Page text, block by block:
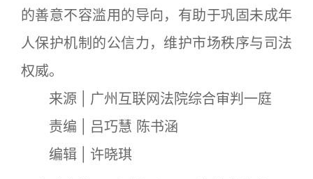
的善意不容滥用的导向，有助于巩固未成年
人保护机制的公信力，维护市场秩序与司法
权威。
来源 | 广州互联网法院综合审判一庭
责编 | 吕巧慧 陈书涵
编辑 | 许晓琪